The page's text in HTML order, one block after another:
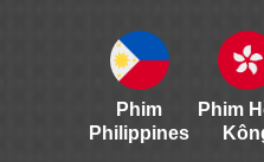
Phim
Philippines
Phim